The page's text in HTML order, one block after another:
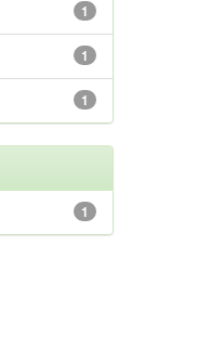
1
1
1
1